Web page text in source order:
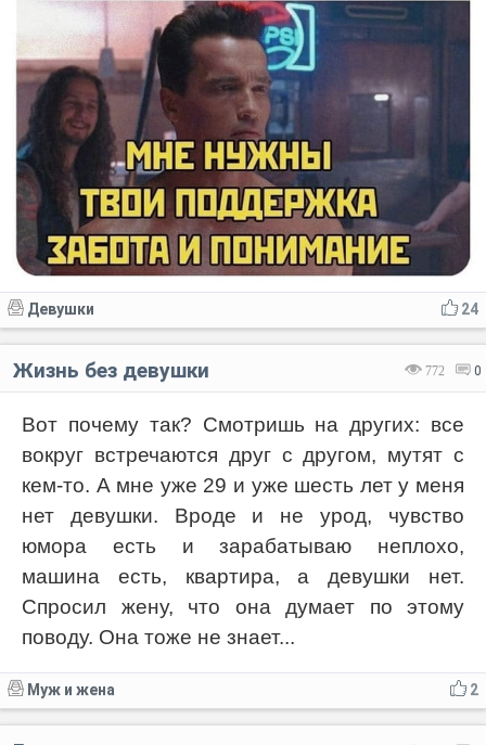
24
Девушки
772 0
Жизнь без девушки
Вот почему так? Смотришь на других: все
вокруг встречаются друг с другом, мутят с
кем-то. А мне уже 29 и уже шесть лет у меня
нет девушки. Вроде и не урод, чувство
юмора есть и зарабатываю неплохо,
машина есть, квартира, а девушки нет.
Спросил жену, что она думает по этому
поводу. Она тоже не знает...
2
Муж и жена